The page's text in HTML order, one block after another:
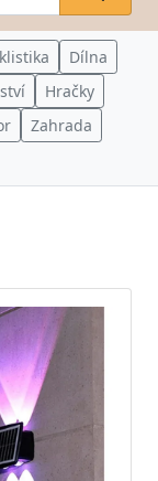
Dílna
Hračky
Zahrada